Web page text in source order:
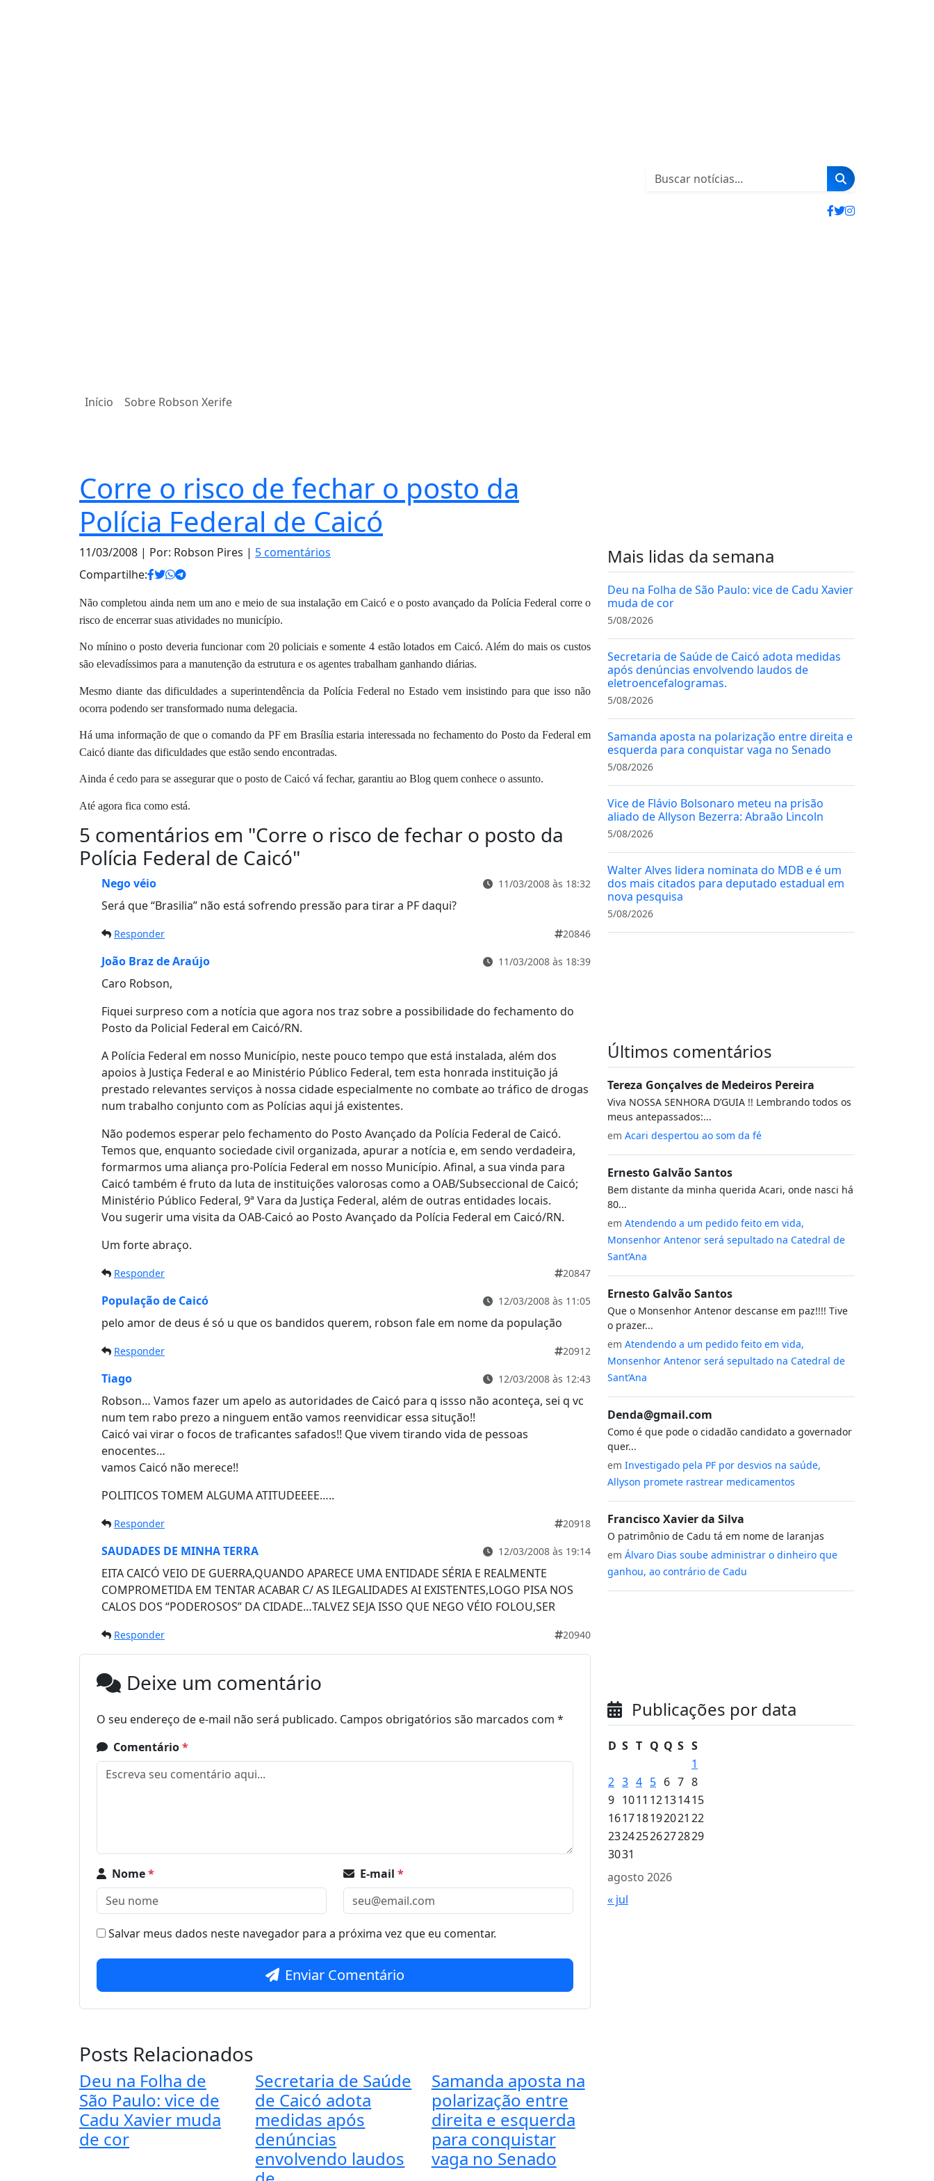
Início Sobre Robson Xerife
Corre o risco de fechar o posto da
Polícia Federal de Caicó
11/03/2008 | Por: Robson Pires | 5 comentários
Compartilhe:
Não completou ainda nem um ano e meio de sua instalação em Caicó e o posto avançado da Polícia Federal corre o
risco de encerrar suas atividades no município.
No mínino o posto deveria funcionar com 20 policiais e somente 4 estão lotados em Caicó. Além do mais os custos
são elevadíssimos para a manutenção da estrutura e os agentes trabalham ganhando diárias.
Mesmo diante das dificuldades a superintendência da Polícia Federal no Estado vem insistindo para que isso não
ocorra podendo ser transformado numa delegacia.
Há uma informação de que o comando da PF em Brasília estaria interessada no fechamento do Posto da Federal em
Caicó diante das dificuldades que estão sendo encontradas.
Ainda é cedo para se assegurar que o posto de Caicó vá fechar, garantiu ao Blog quem conhece o assunto.
Até agora fica como está.
5 comentários em "Corre o risco de fechar o posto da
Polícia Federal de Caicó"
Nego véio 11/03/2008 às 18:32
Será que “Brasilia” não está sofrendo pressão para tirar a PF daqui?
Responder 20846
João Braz de Araújo 11/03/2008 às 18:39
Caro Robson,
Fiquei surpreso com a notícia que agora nos traz sobre a possibilidade do fechamento do
Posto da Policial Federal em Caicó/RN.
A Polícia Federal em nosso Município, neste pouco tempo que está instalada, além dos
apoios à Justiça Federal e ao Ministério Público Federal, tem esta honrada instituição já
prestado relevantes serviços à nossa cidade especialmente no combate ao tráfico de drogas
num trabalho conjunto com as Polícias aqui já existentes.
Não podemos esperar pelo fechamento do Posto Avançado da Polícia Federal de Caicó.
Temos que, enquanto sociedade civil organizada, apurar a notícia e, em sendo verdadeira,
formarmos uma aliança pro-Polícia Federal em nosso Município. Afinal, a sua vinda para
Caicó também é fruto da luta de instituições valorosas como a OAB/Subseccional de Caicó;
Ministério Público Federal, 9ª Vara da Justiça Federal, além de outras entidades locais.
Vou sugerir uma visita da OAB-Caicó ao Posto Avançado da Polícia Federal em Caicó/RN.
Um forte abraço.
Responder 20847
População de Caicó 12/03/2008 às 11:05
pelo amor de deus é só u que os bandidos querem, robson fale em nome da população
Responder 20912
Tiago 12/03/2008 às 12:43
Robson… Vamos fazer um apelo as autoridades de Caicó para q issso não aconteça, sei q vc
num tem rabo prezo a ninguem então vamos reenvidicar essa situção!!
Caicó vai virar o focos de traficantes safados!! Que vivem tirando vida de pessoas
enocentes…
vamos Caicó não merece!!
POLITICOS TOMEM ALGUMA ATITUDEEEE…..
Responder 20918
SAUDADES DE MINHA TERRA 12/03/2008 às 19:14
EITA CAICÓ VEIO DE GUERRA,QUANDO APARECE UMA ENTIDADE SÉRIA E REALMENTE
COMPROMETIDA EM TENTAR ACABAR C/ AS ILEGALIDADES AI EXISTENTES,LOGO PISA NOS
CALOS DOS “PODEROSOS” DA CIDADE…TALVEZ SEJA ISSO QUE NEGO VÉIO FOLOU,SER
Responder 20940
Deixe um comentário
O seu endereço de e-mail não será publicado. Campos obrigatórios são marcados com *
Comentário*
Nome* E-mail *
Salvar meus dados neste navegador para a próxima vez que eu comentar.
Enviar Comentário
Posts Relacionados
Deu na Folha de
São Paulo: vice de
Cadu Xavier muda
de cor
Secretaria de Saúde
de Caicó adota
medidas após
denúncias
envolvendo laudos
Samanda aposta na
polarização entre
direita e esquerda
para conquistar
vaga no Senado
Mais lidas da semana
Deu na Folha de São Paulo: vice de Cadu Xavier
muda de cor
5/08/2026
Secretaria de Saúde de Caicó adota medidas
após denúncias envolvendo laudos de
eletroencefalogramas.
5/08/2026
Samanda aposta na polarização entre direita e
esquerda para conquistar vaga no Senado
5/08/2026
Vice de Flávio Bolsonaro meteu na prisão
aliado de Allyson Bezerra: Abraão Lincoln
5/08/2026
Walter Alves lidera nominata do MDB e é um
dos mais citados para deputado estadual em
nova pesquisa
5/08/2026
Últimos comentários
Tereza Gonçalves de Medeiros Pereira
Viva NOSSA SENHORA D’GUIA !! Lembrando todos os
meus antepassados:...
em Acari despertou ao som da fé
Ernesto Galvão Santos
Bem distante da minha querida Acari, onde nasci há
80...
em Atendendo a um pedido feito em vida,
Monsenhor Antenor será sepultado na Catedral de
Sant’Ana
Ernesto Galvão Santos
Que o Monsenhor Antenor descanse em paz!!!! Tive
o prazer...
em Atendendo a um pedido feito em vida,
Monsenhor Antenor será sepultado na Catedral de
Sant’Ana
Denda@gmail.com
Como é que pode o cidadão candidato a governador
quer...
em Investigado pela PF por desvios na saúde,
Allyson promete rastrear medicamentos
Francisco Xavier da Silva
O patrimônio de Cadu tá em nome de laranjas
em Álvaro Dias soube administrar o dinheiro que
ganhou, ao contrário de Cadu
Publicações por data
agosto 2026
D S T Q Q S S
1
2 3 4 5 6 7 8
9 1011 12131415
161718192021 22
23242526272829
3031
« jul